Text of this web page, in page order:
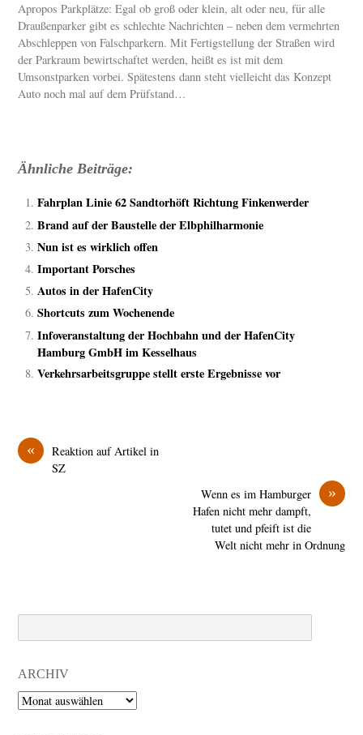
Apropos Parkplätze: Egal ob groß oder klein, alt oder neu, für alle
Draußenparker gibt es schlechte Nachrichten – neben dem vermehrten
Abschleppen von Falschparkern. Mit Fertigstellung der Straßen wird
der Parkraum bewirtschaftet werden, heißt es ist mit dem
Umsonstparken vorbei. Spätestens dann steht vielleicht das Konzept
Auto noch mal auf dem Prüfstand…
Ähnliche Beiträge:
Fahrplan Linie 62 Sandtorhöft Richtung Finkenwerder
Brand auf der Baustelle der Elbphilharmonie
Nun ist es wirklich offen
Important Porsches
Autos in der HafenCity
Shortcuts zum Wochenende
Infoveranstaltung der Hochbahn und der HafenCity
Hamburg GmbH im Kesselhaus
Verkehrsarbeitsgruppe stellt erste Ergebnisse vor
«
Reaktion auf Artikel in
SZ
»
Wenn es im Hamburger
Hafen nicht mehr dampft,
tutet und pfeift ist die
Welt nicht mehr in Ordnung
ARCHIV
Archiv